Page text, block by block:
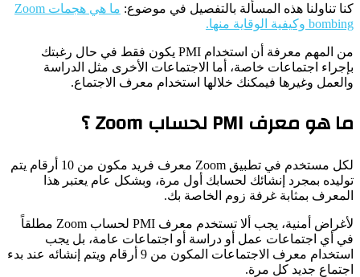
كنا تناولنا هذه المسألة بالتفصيل في موضوع:
ما هي هجمات Zoom
bombing وكيفية الوقاية منها.
من المهم معرفة أن استخدام PMI يكون فقط في حال رغبتك
بإجراء اجتماعات خاصة، أما الاجتماعات الأخرى مثل الدراسة
والعمل وغيرها فيمكنك خلالها استخدام معرف الاجتماع.
ما هو معرف PMI لحساب Zoom ؟
لكل مستخدم في تطبيق Zoom معرف فريد مكون من 10 أرقام يتم
توليده بمجرد إنشائك لحسابك أول مرة، وبشكل عام يعتبر هذا
المعرف بمثابة غرفة زوم الخاصة بك.
لأغراض أمنية، يجب ألا تستخدم معرف PMI لحساب Zoom مطلقاً
في أي اجتماعات عمل أو دراسة أو اجتماعات عامة، بل يجب
استخدام معرف الاجتماعات المكون من 9 أرقام ويتم إنشائه عند بدء
اجتماع جديد كل مرة.